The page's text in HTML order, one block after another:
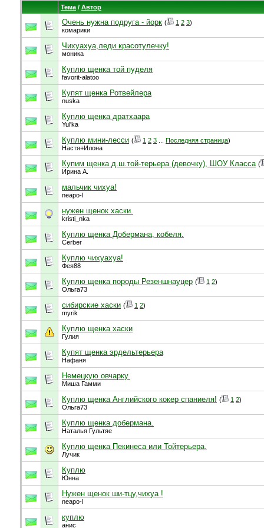
Тема / Автор
Очень нужна подруга - йорк ( 1 2 3)
комарики
Чихуахуа,леди красотулечку!
моника
Куплю щенка той пуделя
favorit-alatoo
Купят щенка Ротвейлера
nuska
Куплю щенка дратхаара
Yul'ka
Куплю мини-лесси ( 1 2 3 Последняя страница)
Настя+Илона
Купим щенка д.ш.той-терьера (девочку), ШОУ Класса (
Ирина А.
мальчик чихуа!
neapo-l
нужен щенок хаски.
kristi_nka
Куплю щенка Добермана, кобеля.
Cerber
Куплю чихуахуа!
Фея88
Куплю щенка породы Резеншнауцер ( 1 2)
Ольга73
сибирские хаски ( 1 2)
myrik
Куплю щенка хаски
Гулия
Купят щенка эрдельтерьера
Нафаня
Немецкую овчарку.
Миша Гамми
Куплю щенка Английского кокер спаниеля! ( 1 2)
Ольга73
Куплю щенка добермана.
Наталья Гультяе
Куплю щенка Пекинеса или Тойтерьера.
Лучик
Куплю
Юнна
Нужен щенок ши-тцу,чихуа !
neapo-l
куплю
анис